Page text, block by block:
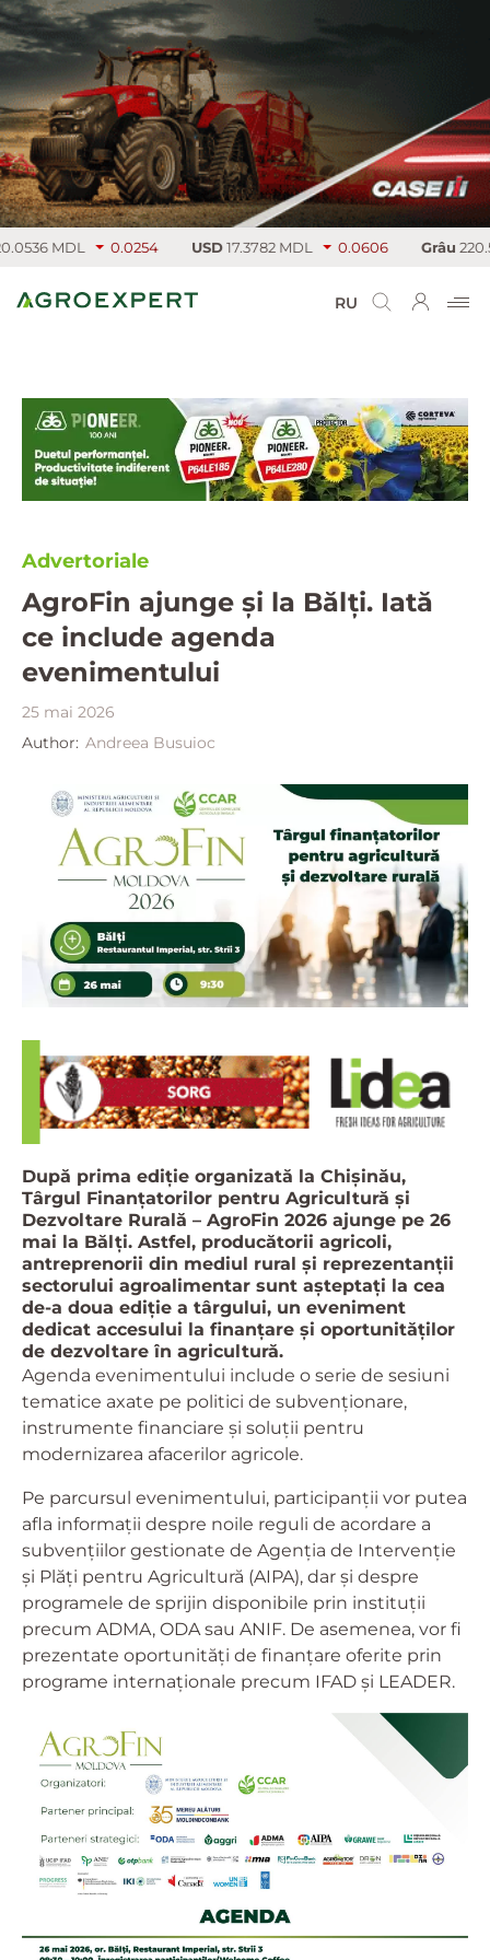
MDL 0.0254 USD17.3782 MDL 0.0606 Grâu220.5
RU
Advertoriale
AgroFin ajunge și la Bălți. Iată
ce include agenda
evenimentului
25 mai 2026
Author: Andreea Busuioc
După prima ediție organizată la Chișinău,
Târgul Finanțatorilor pentru Agricultură și
Dezvoltare Rurală – AgroFin 2026 ajunge pe 26
mai la Bălți. Astfel, producătorii agricoli,
antreprenorii din mediul rural și reprezentanții
sectorului agroalimentar sunt așteptați la cea
de-a doua ediție a târgului, un eveniment
dedicat accesului la finanțare și oportunităților
de dezvoltare în agricultură.
Agenda evenimentului include o serie de sesiuni
tematice axate pe politici de subvenționare,
instrumente financiare și soluții pentru
modernizarea afacerilor agricole.
Pe parcursul evenimentului, participanții vor putea
afla informații despre noile reguli de acordare a
subvențiilor gestionate de Agenția de Intervenție
și Plăți pentru Agricultură (AIPA), dar și despre
programele de sprijin disponibile prin instituții
precum ADMA, ODA sau ANIF. De asemenea, vor fi
prezentate oportunități de finanțare oferite prin
programe internaționale precum IFAD și LEADER.